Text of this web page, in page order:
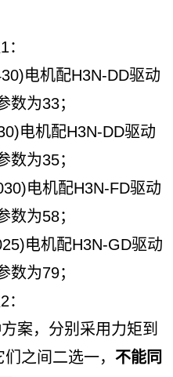
：
电机配H3N-DD驱动
数为33；
电机配H3N-DD驱动
数为35；
电机配H3N-FD驱动
数为58；
电机配H3N-GD驱动
数为79；
：
案，分别采用力矩到
之间二选一， 不能同